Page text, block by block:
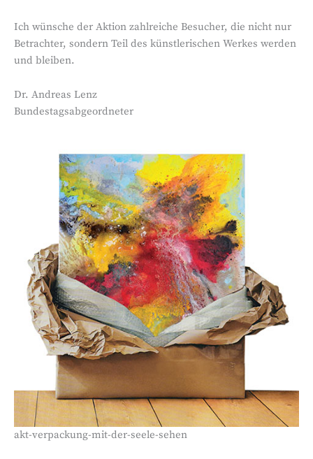
Ich wünsche der Aktion zahlreiche Besucher, die nicht nur
Betrachter, sondern Teil des künstlerischen Werkes werden
und bleiben.
Dr. Andreas Lenz
Bundestagsabgeordneter
akt-verpackung-mit-der-seele-sehen